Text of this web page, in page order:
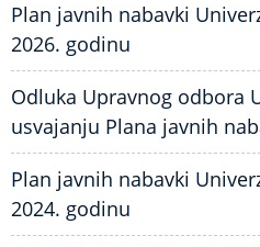
Plan javnih nabavki
2026. godinu
Odluka Upravnog odbora
usvajanju Plana javnih
Plan javnih nabavki
2024. godinu